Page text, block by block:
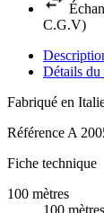
C.G.V)
Détails
Fabriqué en
RéférenceA
Fiche technique
100 mètres